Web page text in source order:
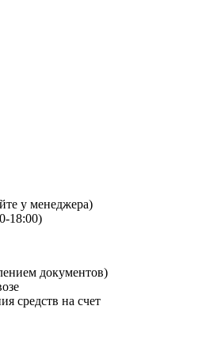
у менеджера)
18:00)
документов)
средств на счет